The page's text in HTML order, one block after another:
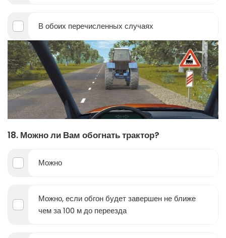
В обоих перечисленных случаях
18. Можно ли Вам обогнать трактор?
Можно
Можно, если обгон будет завершен не ближе
чем за 100 м до переезда